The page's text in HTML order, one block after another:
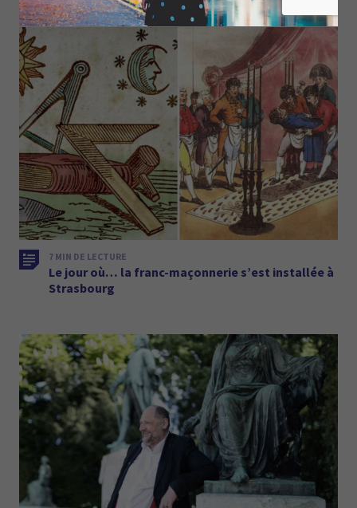
7 MIN DE LECTURE
Le jour où… la franc-maçonnerie s’est installée à
Strasbourg